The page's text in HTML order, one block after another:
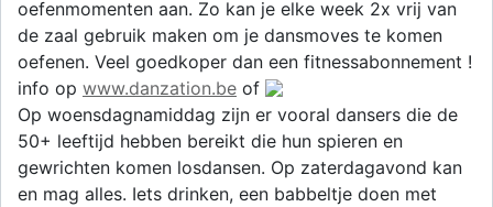
oefenmomenten aan. Zo kan je elke week 2x vrij van
de zaal gebruik maken om je dansmoves te komen
oefenen. Veel goedkoper dan een fitnessabonnement !
info op www.danzation.be of
Op woensdagnamiddag zijn er vooral dansers die de
50+ leeftijd hebben bereikt die hun spieren en
gewrichten komen losdansen. Op zaterdagavond kan
en mag alles. Iets drinken, een babbeltje doen met